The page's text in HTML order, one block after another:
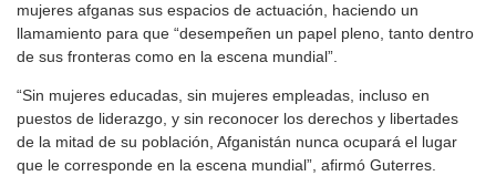
mujeres afganas sus espacios de actuación, haciendo un
llamamiento para que “desempeñen un papel pleno, tanto dentro
de sus fronteras como en la escena mundial”.
“Sin mujeres educadas, sin mujeres empleadas, incluso en
puestos de liderazgo, y sin reconocer los derechos y libertades
de la mitad de su población, Afganistán nunca ocupará el lugar
que le corresponde en la escena mundial”, afirmó Guterres.